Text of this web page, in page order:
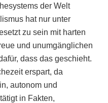
der Welt
hat nur unter
zu sein mit harten
und unumgänglichen
dass das geschieht.
erspart, da
autonom und
in Fakten,